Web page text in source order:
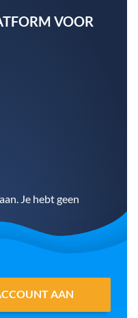
VOOR
Je hebt geen
AAN